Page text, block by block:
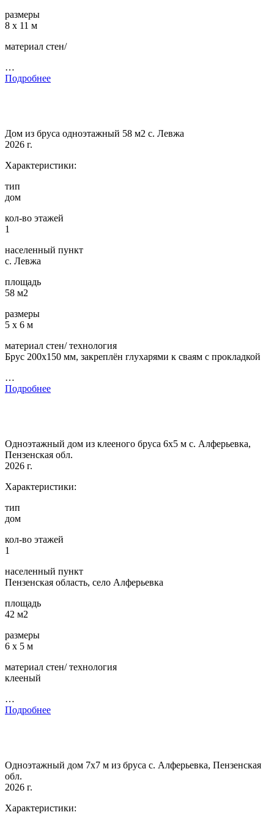
размеры
8 х 11 м
материал стен/
…
Подробнее
Дом из бруса одноэтажный 58 м2 с. Левжа
2026 г.
Характеристики:
тип
дом
кол-во этажей
1
населенный пункт
с. Левжа
площадь
58 м2
размеры
5 х 6 м
материал стен/ технология
Брус 200х150 мм, закреплён глухарями к сваям с прокладкой
…
Подробнее
Одноэтажный дом из клееного бруса 6х5 м с. Алферьевка,
Пензенская обл.
2026 г.
Характеристики:
тип
дом
кол-во этажей
1
населенный пункт
Пензенская область, село Алферьевка
площадь
42 м2
размеры
6 х 5 м
материал стен/ технология
клееный
…
Подробнее
Одноэтажный дом 7х7 м из бруса с. Алферьевка, Пензенская
обл.
2026 г.
Характеристики: